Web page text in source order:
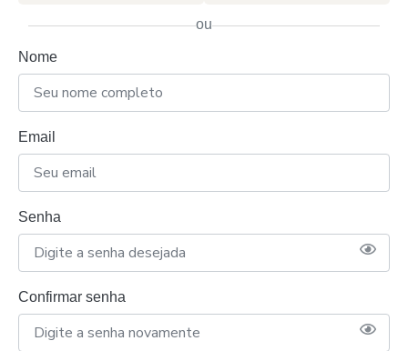
ou
Nome
Email
Senha
Confirmar senha